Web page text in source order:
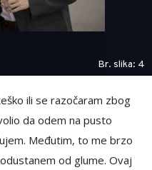
Br. slika: 4
ili se razočaram zbog
da odem na pusto
Međutim, to me brzo
od glume. Ovaj